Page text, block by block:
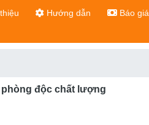
Hướng dẫn Báo giá
phòng độc chất lượng